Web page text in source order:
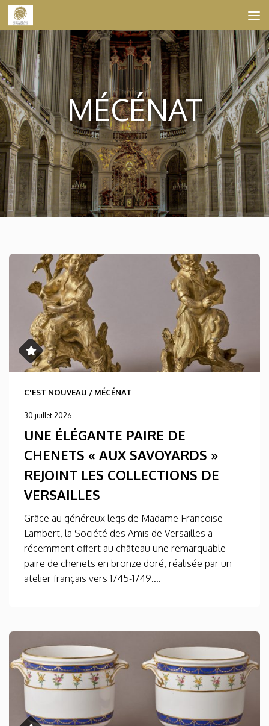
Skip to content
MÉCÉNAT
C'EST NOUVEAU / MÉCÉNAT
30 juillet 2026
UNE ÉLÉGANTE PAIRE DE
CHENETS « AUX SAVOYARDS »
REJOINT LES COLLECTIONS DE
VERSAILLES
Grâce au généreux legs de Madame Françoise
Lambert, la Société des Amis de Versailles a
récemment offert au château une remarquable
paire de chenets en bronze doré, réalisée par un
atelier français vers 1745-1749....